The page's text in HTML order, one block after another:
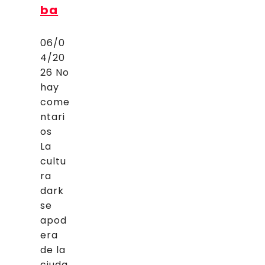
ba
06/0
4/20
26 No
hay
come
ntari
os
La
cultu
ra
dark
se
apod
era
de la